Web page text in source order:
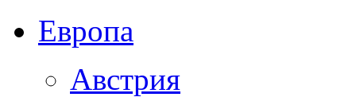
Европа
Австрия